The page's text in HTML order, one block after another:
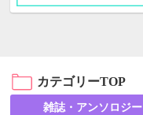
カテゴリーTOP
雑誌・アンソロジー